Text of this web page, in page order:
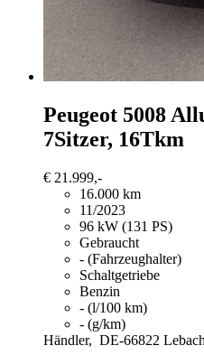
Peugeot 5008
7Sitzer, 16Tkm
€ 21.999,-
16.000 km
11/2023
96 kW (131 PS)
Gebraucht
- (Fahrzeughalter)
Schaltgetriebe
Benzin
- (l/100 km)
- (g/km)
Händler, DE-66822 Lebach